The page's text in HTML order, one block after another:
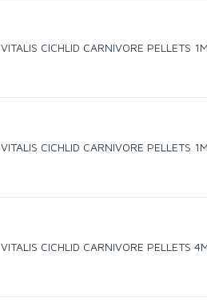
VITALIS CICHLID CARNIVORE PELLETS
VITALIS CICHLID CARNIVORE PELLETS
VITALIS CICHLID CARNIVORE PELLETS